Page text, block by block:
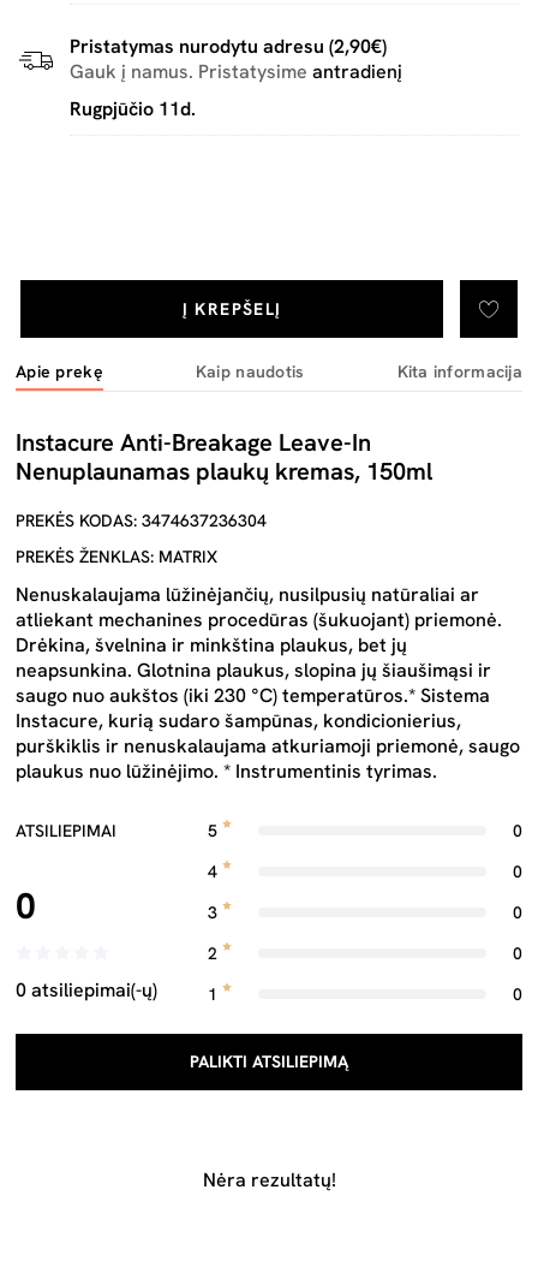
Į KREPŠELĮ
Pristatymas nurodytu adresu (2,90€)
Gauk į namus. Pristatysime antradienį
Rugpjūčio 11d.
Apie prekę Kaip naudotis Kita informacija
Instacure Anti-Breakage Leave-In
Nenuplaunamas plaukų kremas, 150ml
PREKĖS KODAS: 3474637236304
PREKĖS ŽENKLAS: MATRIX
Nenuskalaujama lūžinėjančių, nusilpusių natūraliai ar
atliekant mechanines procedūras (šukuojant) priemonė.
Drėkina, švelnina ir minkština plaukus, bet jų
neapsunkina. Glotnina plaukus, slopina jų šiaušimąsi ir
saugo nuo aukštos (iki 230 °C) temperatūros.* Sistema
Instacure, kurią sudaro šampūnas, kondicionierius,
purškiklis ir nenuskalaujama atkuriamoji priemonė, saugo
plaukus nuo lūžinėjimo. * Instrumentinis tyrimas.
ATSILIEPIMAI
0
0 atsiliepimai(-ų)
5
0
4
0
3
0
2
0
1
0
PALIKTI ATSILIEPIMĄ
Nėra rezultatų!